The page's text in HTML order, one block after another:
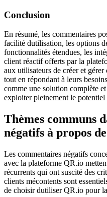
Conclusion
En résumé, les commentaires
facilité dutilisation, les options
fonctionnalités étendues, les
client réactif offerts par la
aux utilisateurs de créer et
tout en répondant à leurs
comme une solution complète
exploiter pleinement le potentiel
Thèmes communs
négatifs à propos
Les commentaires négatifs
avec la plateforme QR.io
récurrents qui ont suscité des
clients mécontents sont
de choisir dutiliser QR.io pour